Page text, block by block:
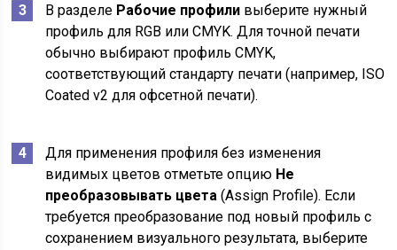
В разделе Рабочие профили выберите нужный
профиль для RGB или CMYK. Для точной печати
обычно выбирают профиль CMYK,
соответствующий стандарту печати (например, ISO
Coated v2 для офсетной печати).
Для применения профиля без изменения
видимых цветов отметьте опцию Не
преобразовывать цвета (Assign Profile). Если
требуется преобразование под новый профиль с
сохранением визуального результата, выберите